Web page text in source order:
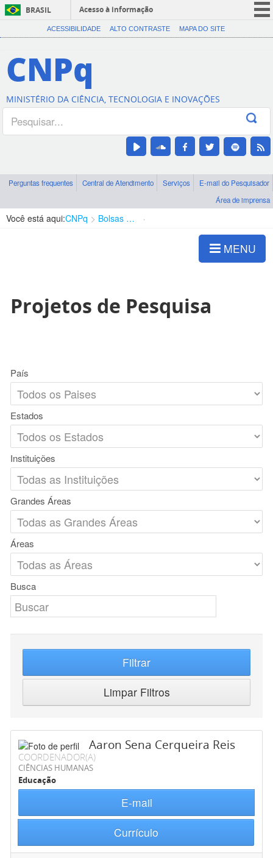
BRASIL
Acesso à informação
CORONAVÍRUS (COVID-19)
Canais
ACESSIBILIDADE ALTO CONTRASTE MAPA DO SITE
CNPq
MINISTÉRIO DA CIÊNCIA, TECNOLOGIA E INOVAÇÕES
Perguntas frequentes Central de Atendimento Serviços
E-mail do Pesquisador
Área de imprensa
Você está aqui:CNPq Bolsas e Auxílios Vigentes
MENU
Projetos de Pesquisa
País
Estados
Instituições
Grandes Áreas
Áreas
Busca
Filtrar
Limpar Filtros
Aaron Sena Cerqueira Reis
COORDENADOR(A)
CIÊNCIAS HUMANAS
Educação
E-mail
Currículo